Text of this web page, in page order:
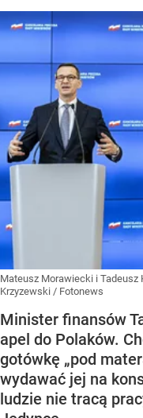
Mateusz Morawiecki i Tadeusz
Krzyzewski / Fotonews
Minister finansów
apel do Polaków.
gotówkę „pod
wydawać jej na
ludzie nie tracą